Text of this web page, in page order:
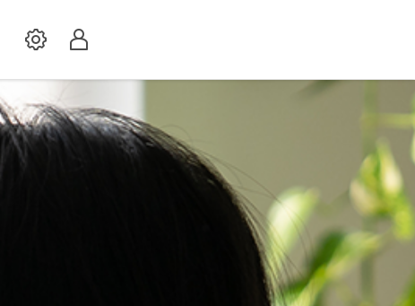
SettingsProfil